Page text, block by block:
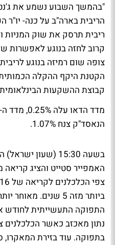
"בהמשך השבוע נשמע את
הריבית בארה"ב על כנה-
ריבית תרסק את שוק
קרוב לחזה בנוגע לאפשרות
צופה שום רמיזה בנוגע
הקטנת היקף ההקלה
קבוצת ההשקעות הבינלאומית Smart Capital.
הנאסד"ק צנח 1.07%.
בשעה 15:30 (שעון
בתפוקה. עוד בזירת המאקרו,